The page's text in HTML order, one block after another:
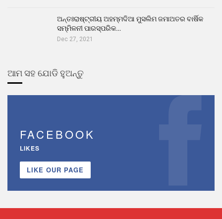
ଅନ୍ତଃରାଷ୍ଟ୍ରୀୟ ଅହମ୍ମଦିଆ ମୁସଲିମ ଜମାଅତର ବାର୍ଷିକ
ସମ୍ମିଳନୀ ପାରସ୍ପରିକ…
Dec 27, 2021
ଆମ ସହ ଯୋଡି ହୁଅନ୍ତୁ
FACEBOOK
LIKES
LIKE OUR PAGE